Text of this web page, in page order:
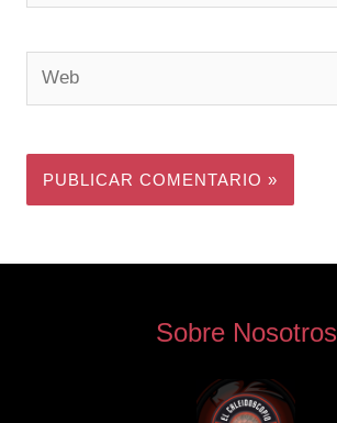
Sobre Nosotros